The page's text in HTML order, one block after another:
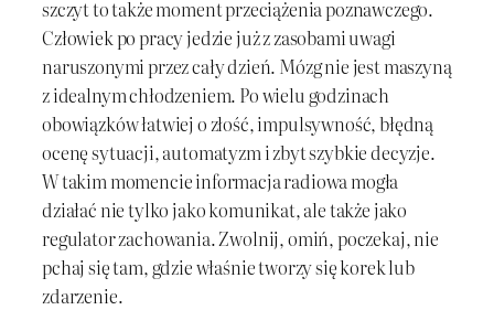
szczyt to także moment przeciążenia poznawczego.
Człowiek po pracy jedzie już z zasobami uwagi
naruszonymi przez cały dzień. Mózg nie jest maszyną
z idealnym chłodzeniem. Po wielu godzinach
obowiązków łatwiej o złość, impulsywność, błędną
ocenę sytuacji, automatyzm i zbyt szybkie decyzje.
W takim momencie informacja radiowa mogła
działać nie tylko jako komunikat, ale także jako
regulator zachowania. Zwolnij, omiń, poczekaj, nie
pchaj się tam, gdzie właśnie tworzy się korek lub
zdarzenie.